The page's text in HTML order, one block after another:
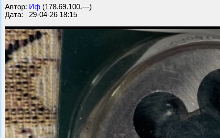
Автор: Иф (178.69.100.---)
Дата: 29-04-26 18:15